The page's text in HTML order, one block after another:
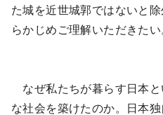
た城を近世城郭ではないと
らかじめご理解いただきたい
なぜ私たちが暮らす日本
な社会を築けたのか。日本